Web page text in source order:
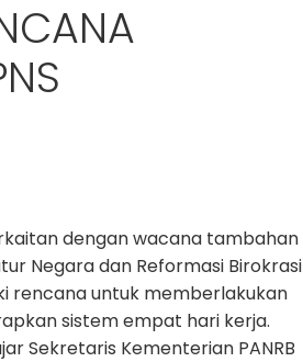
dengan wacana tambahan
Negara dan Reformasi Birokrasi
rencana untuk memberlakukan
sistem empat hari kerja.
Sekretaris Kementerian PANRB